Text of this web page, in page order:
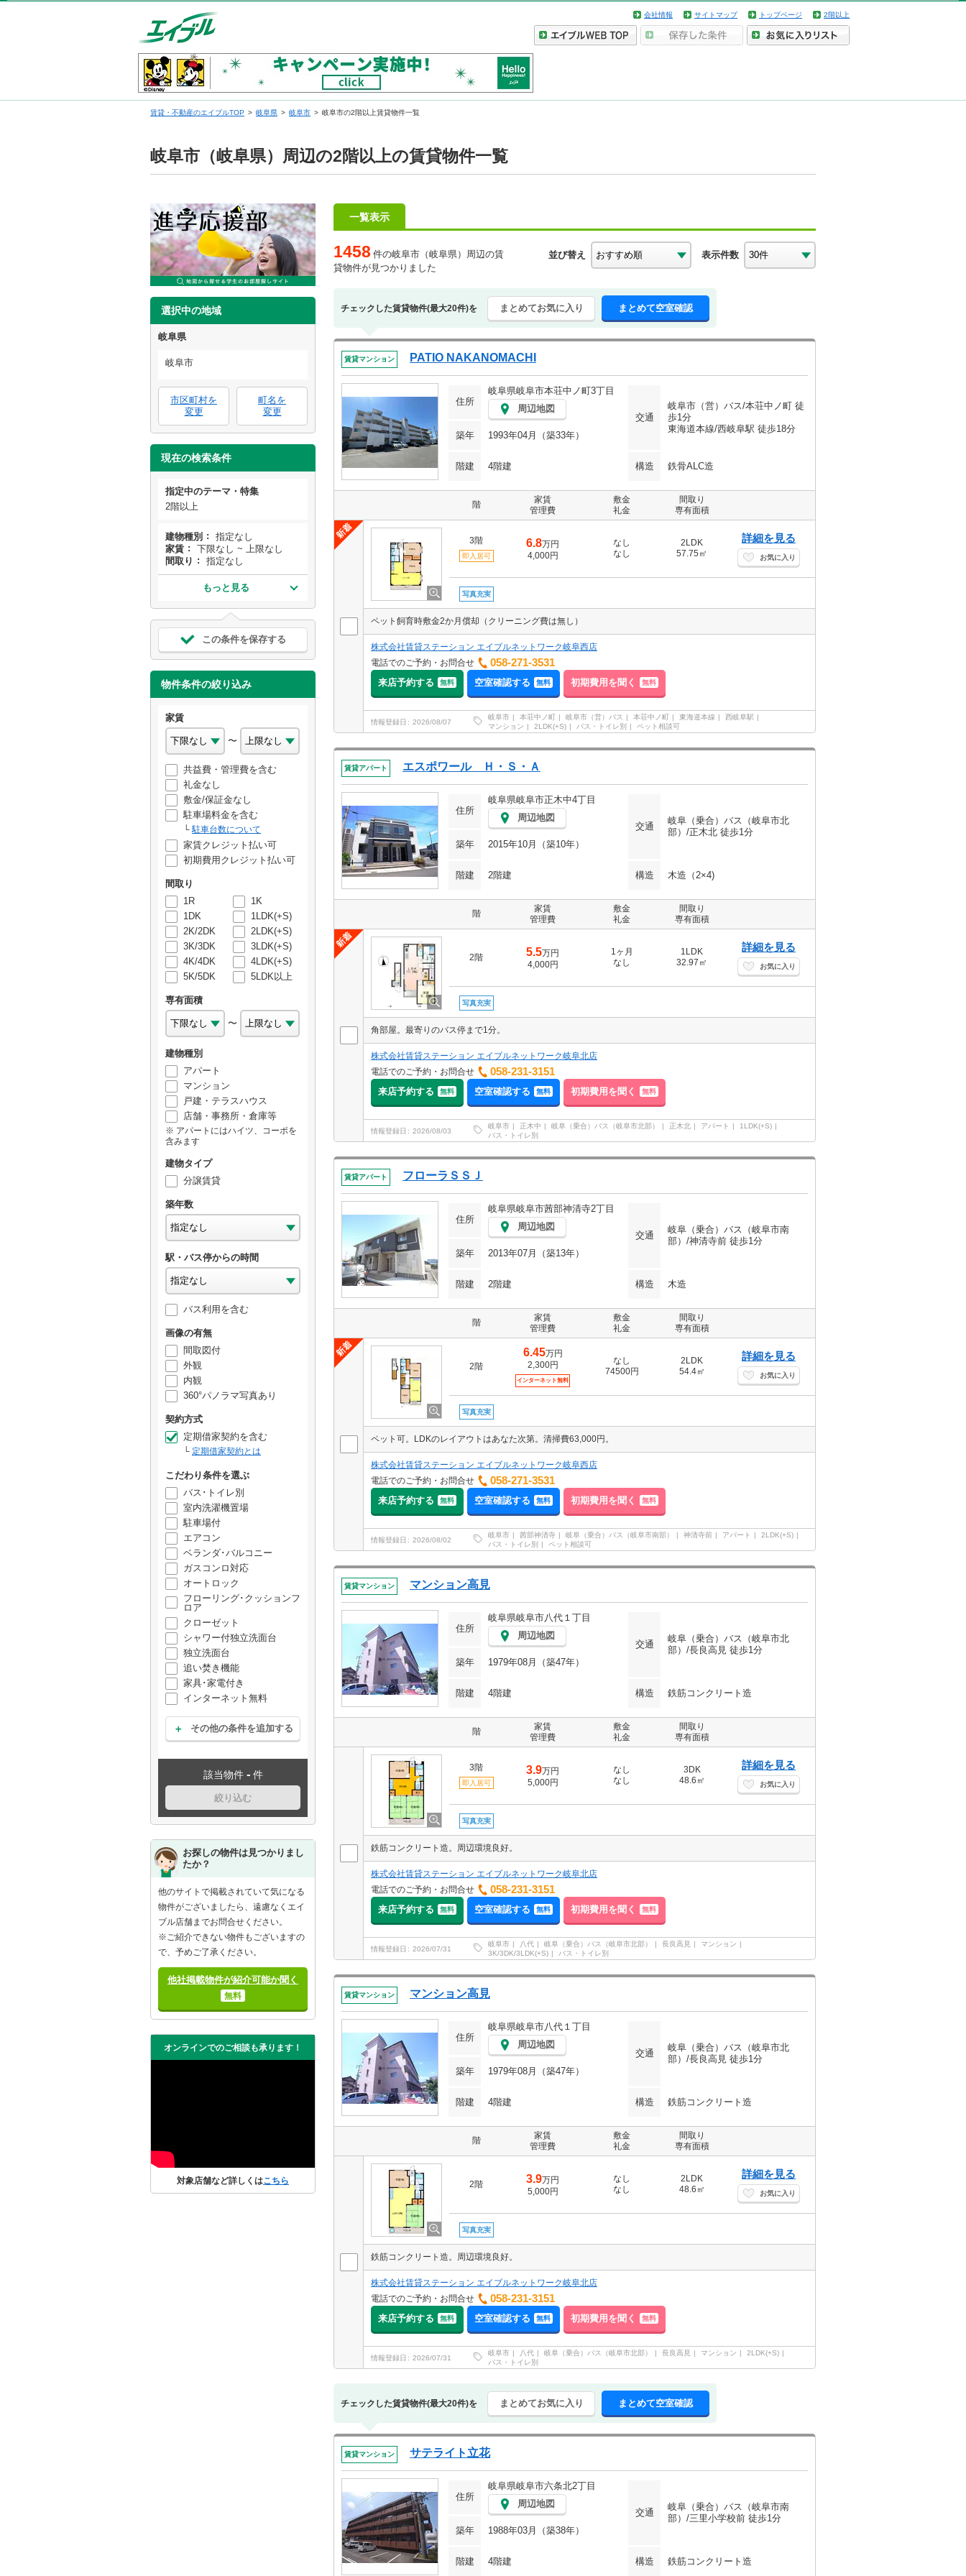
会社情報 サイトマップ トップページ 2階以上
賃貸・不動産のエイブルTOP 岐阜県 岐阜市 岐阜市の2階以上賃貸物件一覧
岐阜市（岐阜県）周辺の2階以上の賃貸物件一覧
選択中の地域
岐阜県
岐阜市
市区町村を
変更
町名を
変更
現在の検索条件
指定中のテーマ・特集
2階以上
建物種別
指定なし
家賃
下限なし ~ 上限なし
間取り
指定なし
もっと見る
この条件を保存する
物件条件の絞り込み
家賃
〜
共益費・管理費を含む
礼金なし
敷金/保証金なし
駐車場料金を含む
駐車台数について
家賃クレジット払い可
初期費用クレジット払い可
間取り
1R
1K
1DK
1LDK(+S)
2K/2DK
2LDK(+S)
3K/3DK
3LDK(+S)
4K/4DK
4LDK(+S)
5K/5DK
5LDK以上
専有面積
〜
建物種別
アパート
マンション
戸建・テラスハウス
店舗・事務所・倉庫等
アパートにはハイツ、コーポを
含みます
建物タイプ
分譲賃貸
築年数
駅・バス停からの時間
バス利用を含む
画像の有無
間取図付
外観
内観
360°パノラマ写真あり
契約方式
定期借家契約を含む
定期借家契約とは
こだわり条件を選ぶ
バス･トイレ別
室内洗濯機置場
駐車場付
エアコン
ベランダ･バルコニー
ガスコンロ対応
オートロック
フローリング･クッションフ
ロア
クローゼット
シャワー付独立洗面台
独立洗面台
追い焚き機能
家具･家電付き
インターネット無料
その他の条件を追加する
該当物件 - 件
絞り込む
お探しの物件は見つかりまし
たか？
他のサイトで掲載されていて気になる
物件がございましたら、遠慮なくエイ
ブル店舗までお問合せください。
※ご紹介できない物件もございますの
で、予めご了承ください。
他社掲載物件が紹介可能か聞く
無料
オンラインでのご相談も承ります！
対象店舗など詳しくはこちら
一覧表示
1458 件の岐阜市（岐阜県）周辺の賃
貸物件が見つかりました
並び替え 表示件数
チェックした賃貸物件(最大20件)を まとめてお気に入り まとめて空室確認
賃貸マンション PATIO NAKANOMACHI
住所
岐阜県岐阜市本荘中ノ町3丁目
周辺地図
交通
岐阜市（営）バス/本荘中ノ町 徒
歩1分
東海道本線/西岐阜駅 徒歩18分
築年 1993年04月（築33年）
階建 4階建 構造 鉄骨ALC造
階
家賃
管理費
敷金
礼金
間取り
専有面積
3階
即入居可
6.8万円
4,000円
なし
なし
2LDK
57.75㎡
詳細を見る
お気に入り
写真充実
ペット飼育時敷金2か月償却（クリーニング費は無し）
株式会社賃貸ステーション エイブルネットワーク岐阜西店
電話でのご予約・お問合せ
058-271-3531
来店予約する 無料 空室確認する 無料 初期費用を聞く 無料
情報登録日 2026/08/07
岐阜市 本荘中ノ町 岐阜市（営）バス 本荘中ノ町 東海道本線
西岐阜駅
マンション
2LDK(+S) バス・トイレ別 ペット相談可
賃貸アパート エスポワール Ｈ・Ｓ・Ａ
住所
岐阜県岐阜市正木中4丁目
周辺地図
交通
岐阜（乗合）バス（岐阜市北
部）/正木北 徒歩1分
築年
2015年10月（築10年）
階建 2階建 構造 木造（2×4)
階
家賃
管理費
敷金
礼金
間取り
専有面積
2階 5.5万円
4,000円
1ヶ月
なし
1LDK
32.97㎡
詳細を見る
お気に入り
写真充実
角部屋。最寄りのバス停まで1分。
株式会社賃貸ステーション エイブルネットワーク岐阜北店
電話でのご予約・お問合せ
058-231-3151
来店予約する 無料 空室確認する 無料 初期費用を聞く 無料
情報登録日 2026/08/03
岐阜市 正木中 岐阜（乗合）バス（岐阜市北部） 正木北 アパート
1LDK(+S)
バス・トイレ別
賃貸アパート フローラＳＳＪ
住所
岐阜県岐阜市茜部神清寺2丁目
周辺地図
交通
岐阜（乗合）バス（岐阜市南
部）/神清寺前 徒歩1分
築年
2013年07月（築13年）
階建 2階建 構造 木造
階
家賃
管理費
敷金
礼金
間取り
専有面積
2階
6.45万円
2,300円
インターネット無料
なし
74500円
2LDK
54.4㎡
詳細を見る
お気に入り
写真充実
ペット可。LDKのレイアウトはあなた次第。清掃費63,000円。
株式会社賃貸ステーション エイブルネットワーク岐阜西店
電話でのご予約・お問合せ
058-271-3531
来店予約する 無料 空室確認する 無料 初期費用を聞く 無料
情報登録日 2026/08/02
岐阜市 茜部神清寺 岐阜（乗合）バス（岐阜市南部） 神清寺前 アパート
2LDK(+S)
バス・トイレ別
ペット相談可
賃貸マンション マンション高見
住所
岐阜県岐阜市八代１丁目
周辺地図
交通
岐阜（乗合）バス（岐阜市北
部）/長良高見 徒歩1分
築年
1979年08月（築47年）
階建 4階建 構造 鉄筋コンクリート造
階
家賃
管理費
敷金
礼金
間取り
専有面積
3階
即入居可
3.9万円
5,000円
なし
なし
3DK
48.6㎡
詳細を見る
お気に入り
写真充実
鉄筋コンクリート造。周辺環境良好。
株式会社賃貸ステーション エイブルネットワーク岐阜北店
電話でのご予約・お問合せ
058-231-3151
来店予約する 無料 空室確認する 無料 初期費用を聞く 無料
情報登録日 2026/07/31
岐阜市 八代 岐阜（乗合）バス（岐阜市北部） 長良高見
マンション
3K/3DK/3LDK(+S)
バス・トイレ別
賃貸マンション マンション高見
住所
岐阜県岐阜市八代１丁目
周辺地図
交通
岐阜（乗合）バス（岐阜市北
部）/長良高見 徒歩1分
築年
1979年08月（築47年）
階建 4階建 構造 鉄筋コンクリート造
階
家賃
管理費
敷金
礼金
間取り
専有面積
2階 3.9万円
5,000円
なし
なし
2LDK
48.6㎡
詳細を見る
お気に入り
写真充実
鉄筋コンクリート造。周辺環境良好。
株式会社賃貸ステーション エイブルネットワーク岐阜北店
電話でのご予約・お問合せ
058-231-3151
来店予約する 無料 空室確認する 無料 初期費用を聞く 無料
情報登録日 2026/07/31
岐阜市 八代 岐阜（乗合）バス（岐阜市北部） 長良高見 マンション
2LDK(+S)
バス・トイレ別
チェックした賃貸物件(最大20件)を まとめてお気に入り まとめて空室確認
賃貸マンション サテライト立花
住所
岐阜県岐阜市六条北2丁目
周辺地図
交通
岐阜（乗合）バス（岐阜市南
部）/三里小学校前 徒歩1分
築年
1988年03月（築38年）
階建 4階建 構造 鉄筋コンクリート造